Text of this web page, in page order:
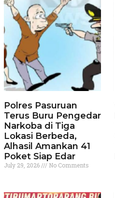
Polres Pasuruan
Terus Buru Pengedar
Narkoba di Tiga
Lokasi Berbeda,
Alhasil Amankan 41
Poket Siap Edar
July 29, 2026 No Comments